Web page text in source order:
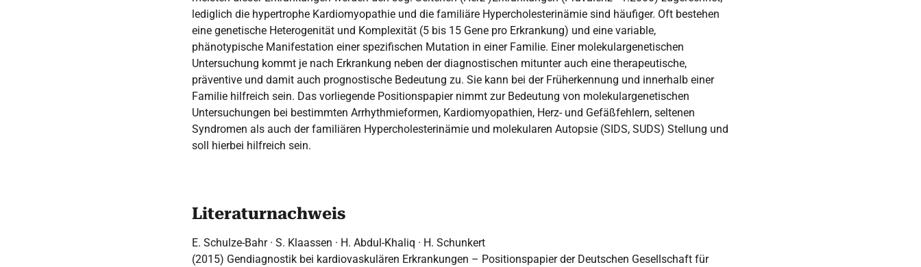
lediglich die hypertrophe Kardiomyopathie und die familiäre Hypercholesterinämie sind häufiger. Oft bestehen
eine genetische Heterogenität und Komplexität (5 bis 15 Gene pro Erkrankung) und eine variable,
phänotypische Manifestation einer spezifischen Mutation in einer Familie. Einer molekulargenetischen
Untersuchung kommt je nach Erkrankung neben der diagnostischen mitunter auch eine therapeutische,
präventive und damit auch prognostische Bedeutung zu. Sie kann bei der Früherkennung und innerhalb einer
Familie hilfreich sein. Das vorliegende Positionspapier nimmt zur Bedeutung von molekulargenetischen
Untersuchungen bei bestimmten Arrhythmieformen, Kardiomyopathien, Herz- und Gefäßfehlern, seltenen
Syndromen als auch der familiären Hypercholesterinämie und molekularen Autopsie (SIDS, SUDS) Stellung und
soll hierbei hilfreich sein.
Literaturnachweis
E. Schulze-Bahr · S. Klaassen · H. Abdul-Khaliq · H. Schunkert
(2015) Gendiagnostik bei kardiovaskulären Erkrankungen – Positionspapier der Deutschen Gesellschaft für